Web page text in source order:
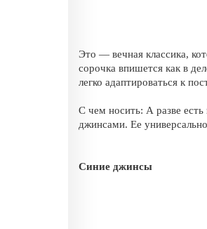
Это — вечная классика,
сорочка впишется как в
легко адаптироваться к
С чем носить: А разве
джинсами. Ее
Синие джинсы